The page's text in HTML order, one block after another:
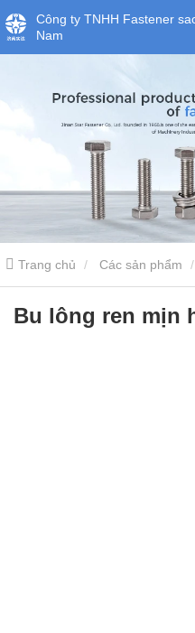
Công ty TNHH Fastener
Nam
Trang chủ Các sản phẩm
Bu lông ren mịn hệ mét
Bu lông ren mịn